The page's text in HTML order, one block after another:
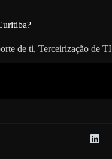
de ti, Terceirização de TI